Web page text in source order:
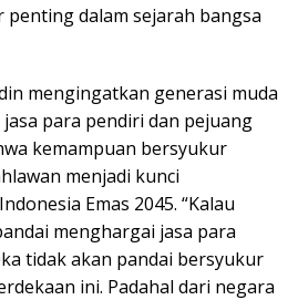
penting dalam sejarah bangsa
mengingatkan generasi muda
para pendiri dan pejuang
kemampuan bersyukur
menjadi kunci
Emas 2045. “Kalau
menghargai jasa para
tidak akan pandai bersyukur
ini. Padahal dari negara